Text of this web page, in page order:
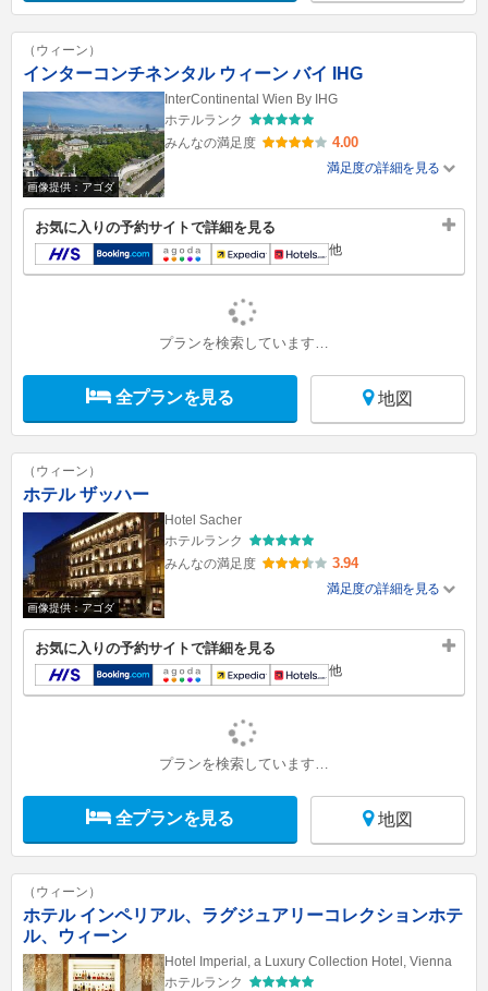
（ウィーン）
インターコンチネンタル ウィーン バイ IHG
画像提供：アゴダ
InterContinental Wien By IHG
ホテルランク
みんなの満足度
4.00
満足度の詳細を見る
お気に入りの予約サイトで詳細を見る
他
プランを検索しています…
全プランを見る 地図
（ウィーン）
ホテル ザッハー
画像提供：アゴダ
Hotel Sacher
ホテルランク
みんなの満足度
3.94
満足度の詳細を見る
お気に入りの予約サイトで詳細を見る
他
プランを検索しています…
全プランを見る 地図
（ウィーン）
ホテル インペリアル、ラグジュアリーコレクションホテ
ル、ウィーン
Hotel Imperial, a Luxury Collection Hotel, Vienna
ホテルランク